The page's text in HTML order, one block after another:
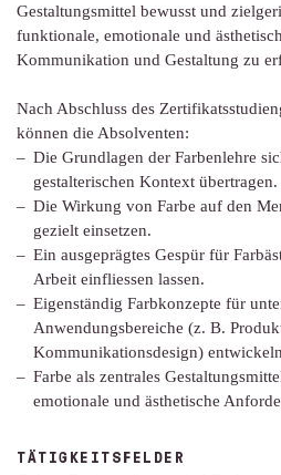
Gestaltungsmittel bewusst und
funktionale, emotionale und
Kommunikation und Gestaltung zu
Nach Abschluss des
können die Absolventen:
Die Grundlagen der Farbenlehre
gestalterischen Kontext übertragen.
Die Wirkung von Farbe auf den
gezielt einsetzen.
Ein ausgeprägtes Gespür für
Arbeit einfliessen lassen.
Eigenständig Farbkonzepte für
Anwendungsbereiche (z. B.
Kommunikationsdesign)
Farbe als zentrales
emotionale und ästhetische
TÄTIGKEITSFELDER